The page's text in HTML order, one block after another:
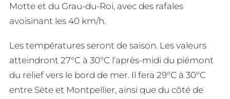
Motte et du Grau-du-Roi, avec des rafales
avoisinant les 40 km/h.
Les températures seront de saison. Les valeurs
atteindront 27°C à 30°C l’après-midi du piémont
du relief vers le bord de mer. Il fera 29°C à 30°C
entre Sète et Montpellier, ainsi que du côté de